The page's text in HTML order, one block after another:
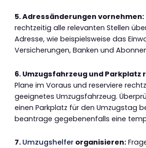
5. Adressänderungen vornehmen:
rechtzeitig alle relevanten Stellen
Adresse, wie beispielsweise das
Versicherungen, Banken und
6. Umzugsfahrzeug und Parkplatz
Plane im Voraus und reserviere
geeignetes Umzugsfahrzeug.
einen Parkplatz für den Umzugstag
beantrage gegebenenfalls eine
7. Umzugshelfer organisieren: